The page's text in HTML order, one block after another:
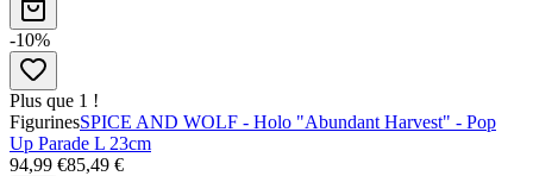
-10%
Plus que 1 !
FigurinesSPICE AND WOLF - Holo "Abundant Harvest" - Pop
Up Parade L 23cm
94,99 €85,49 €